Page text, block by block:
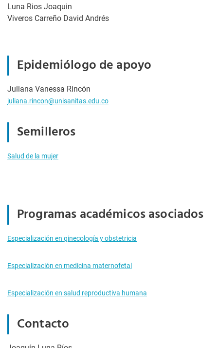
Luna Rios Joaquin
Viveros Carreño David Andrés
Epidemiólogo de apoyo
Juliana Vanessa Rincón
juliana.rincon@unisanitas.edu.co
Semilleros
Salud de la mujer
Programas académicos asociados
Especialización en ginecología y obstetricia
Especialización en medicina maternofetal
Especialización en salud reproductiva humana
Contacto